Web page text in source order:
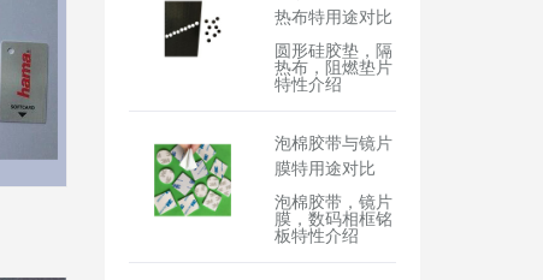
热布特用途对比
圆形硅胶垫，隔
热布，阻燃垫片
特性介绍
泡棉胶带与镜片
膜特用途对比
泡棉胶带，镜片
膜，数码相框铭
板特性介绍